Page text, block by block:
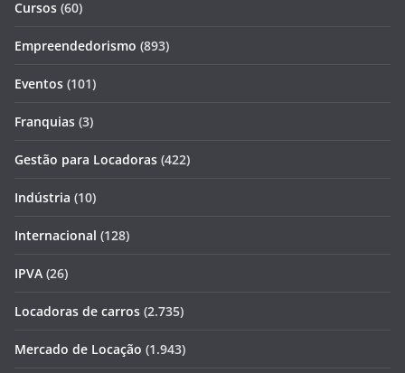
Cursos (60)
Empreendedorismo (893)
Eventos (101)
Franquias (3)
Gestão para Locadoras (422)
Indústria (10)
Internacional (128)
IPVA (26)
Locadoras de carros (2.735)
Mercado de Locação (1.943)